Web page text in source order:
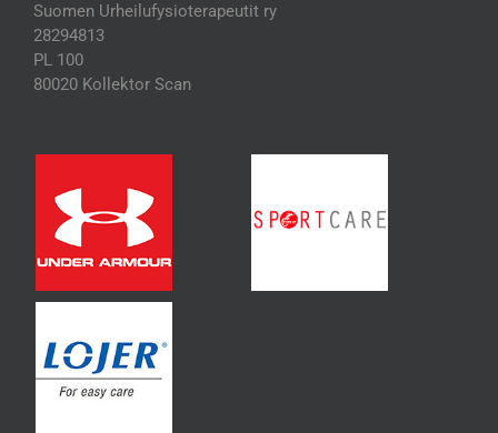
Suomen Urheilufysioterapeutit ry
28294813
PL 100
80020 Kollektor Scan